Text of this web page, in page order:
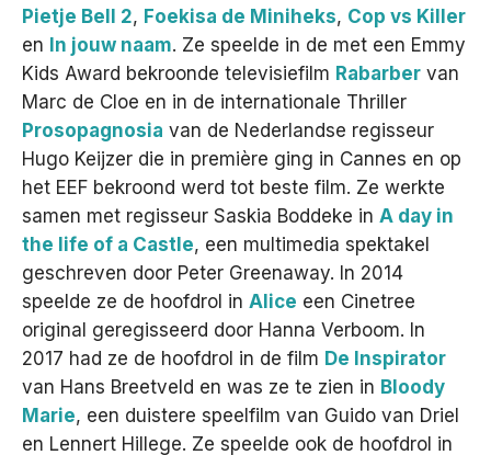
Pietje Bell 2, Foekisa de Miniheks, Cop vs Killer
en In jouw naam. Ze speelde in de met een Emmy
Kids Award bekroonde televisiefilm Rabarber van
Marc de Cloe en in de internationale Thriller
Prosopagnosia van de Nederlandse regisseur
Hugo Keijzer die in première ging in Cannes en op
het EEF bekroond werd tot beste film. Ze werkte
samen met regisseur Saskia Boddeke in A day in
the life of a Castle, een multimedia spektakel
geschreven door Peter Greenaway. In 2014
speelde ze de hoofdrol in Alice een Cinetree
original geregisseerd door Hanna Verboom. In
2017 had ze de hoofdrol in de film De Inspirator
van Hans Breetveld en was ze te zien in Bloody
Marie, een duistere speelfilm van Guido van Driel
en Lennert Hillege. Ze speelde ook de hoofdrol in